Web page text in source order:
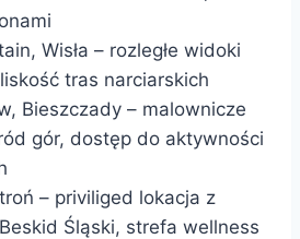
Wisła – rozległe widoki
tras narciarskich
Bieszczady – malownicze
gór, dostęp do aktywności
– priviliged lokacja z
Śląski, strefa wellness